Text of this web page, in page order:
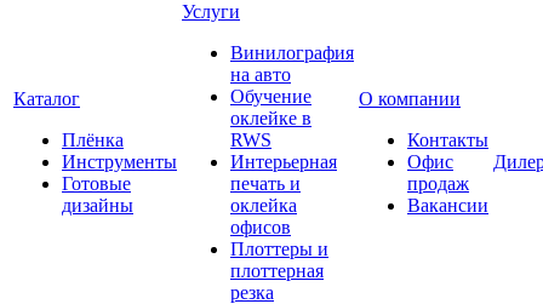
Каталог
Плёнка
Инструменты
Готовые
дизайны
Услуги
Винилография
на авто
Обучение
оклейке в
RWS
Интерьерная
печать и
оклейка
офисов
Плоттеры и
плоттерная
резка
О компании
Контакты
Офис
продаж
Вакансии